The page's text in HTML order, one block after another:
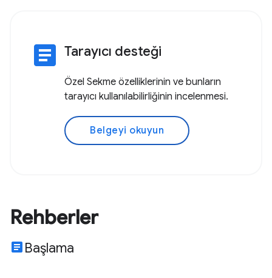
article Tarayıcı desteği
Özel Sekme özelliklerinin ve bunların
tarayıcı kullanılabilirliğinin incelenmesi.
Belgeyi okuyun
Rehberler
article Başlama